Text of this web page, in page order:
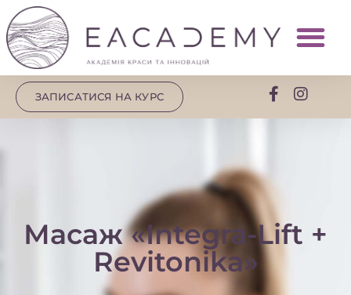
ЗАПИСАТИСЯ НА КУРС
Масаж «Integra-Lift +
Revitonika»